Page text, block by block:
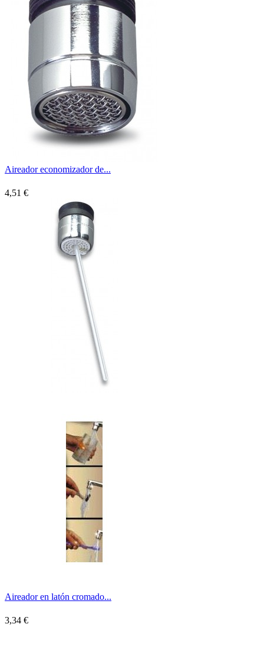
Aireador economizador de...
4,51 €
Aireador en latón cromado...
3,34 €